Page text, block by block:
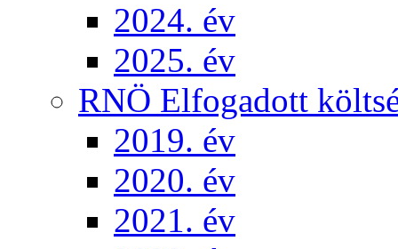
2024. év
2025. év
RNÖ Elfogadott
2019. év
2020. év
2021. év